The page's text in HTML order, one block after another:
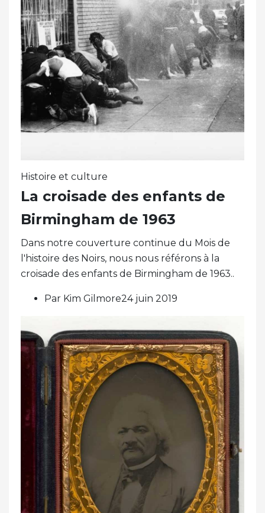
Histoire et culture
La croisade des enfants de
Birmingham de 1963
Dans notre couverture continue du Mois de
l'histoire des Noirs, nous nous référons à la
croisade des enfants de Birmingham de 1963..
Par Kim Gilmore24 juin 2019